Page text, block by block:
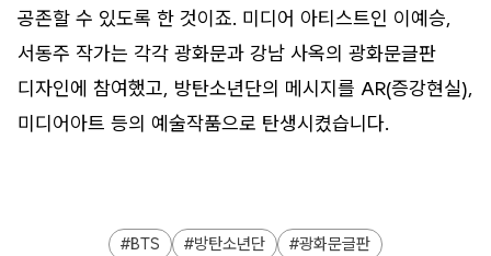
공존할 수 있도록 한 것이죠. 미디어 아티스트인 이예승,
서동주 작가는 각각 광화문과 강남 사옥의 광화문글판
디자인에 참여했고, 방탄소년단의 메시지를 AR(증강현실),
미디어아트 등의 예술작품으로 탄생시켰습니다.
BTS 방탄소년단 광화문글판